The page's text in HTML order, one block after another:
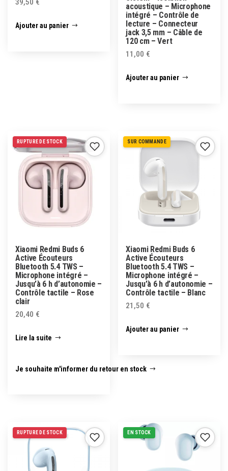
39,50 €
Ajouter au panier
acoustique – Microphone
intégré – Contrôle de
lecture – Connecteur
jack 3,5 mm – Câble de
120 cm – Vert
11,00 €
Ajouter au panier
RUPTURE DE STOCK
Xiaomi Redmi Buds 6
Active Écouteurs
Bluetooth 5.4 TWS –
Microphone intégré –
Jusqu’à 6 h d’autonomie –
Contrôle tactile – Rose
clair
20,40 €
Lire la suite
Je souhaite m'informer du retour en stock
SUR COMMANDE
Xiaomi Redmi Buds 6
Active Écouteurs
Bluetooth 5.4 TWS –
Microphone intégré –
Jusqu’à 6 h d’autonomie –
Contrôle tactile – Blanc
21,50 €
Ajouter au panier
RUPTURE DE STOCK EN STOCK